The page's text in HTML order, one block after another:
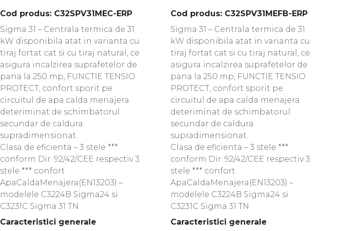
Cod produs: C32SPV31MEC-ERP
Sigma 31 – Centrala termica de 31
kW disponibila atat in varianta cu
tiraj fortat cat si cu tiraj natural, ce
asigura incalzirea suprafetelor de
pana la 250 mp, FUNCTIE TENSIO
PROTECT, confort sporit pe
circuitul de apa calda menajera
deteriminat de schimbatorul
secundar de caldura
supradimensionat.
Clasa de eficienta – 3 stele ***
conform Dir. 92/42/CEE respectiv 3
stele *** confort
ApaCaldaMenajera(EN13203) –
modelele C3224B Sigma24 si
C3231C Sigma 31 TN
Caracteristici generale
Cod produs: C32SPV31MEFB-ERP
Sigma 31 – Centrala termica de 31
kW disponibila atat in varianta cu
tiraj fortat cat si cu tiraj natural, ce
asigura incalzirea suprafetelor de
pana la 250 mp, FUNCTIE TENSIO
PROTECT, confort sporit pe
circuitul de apa calda menajera
deteriminat de schimbatorul
secundar de caldura
supradimensionat.
Clasa de eficienta – 3 stele ***
conform Dir. 92/42/CEE respectiv 3
stele *** confort
ApaCaldaMenajera(EN13203) –
modelele C3224B Sigma24 si
C3231C Sigma 31 TN
Caracteristici generale